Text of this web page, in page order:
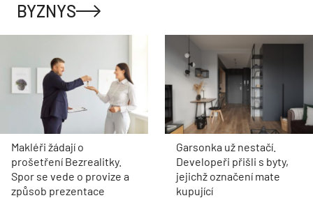
BYZNYS
Makléři žádají o
prošetření Bezrealitky.
Spor se vede o provize a
způsob prezentace
Garsonka už nestačí.
Developeři přišli s byty,
jejichž označení mate
kupující